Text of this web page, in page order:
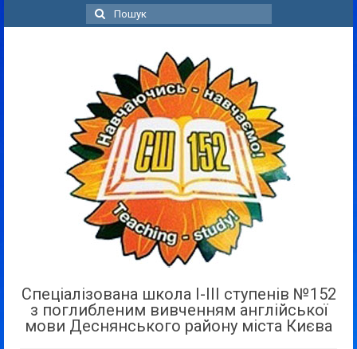
Пошук
для:
Спеціалізована школа І-ІІІ ступенів №152
з поглибленим вивченням англійської
мови Деснянського району міста Києва